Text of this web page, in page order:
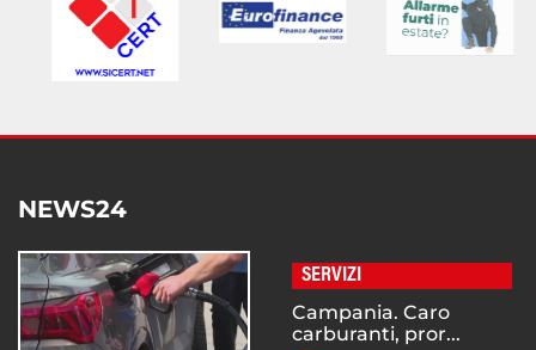
NEWS24
SERVIZI
Campania. Caro
carburanti, pror...